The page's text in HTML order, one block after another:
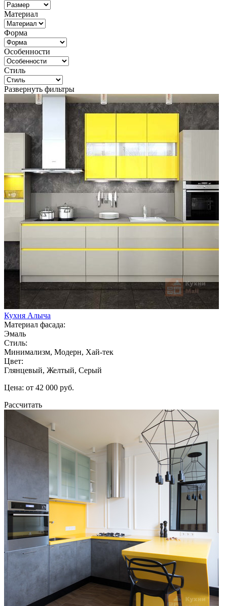
Материал
Форма
Особенности
Стиль
Развернуть фильтры
Кухня Алыча
Материал фасада:
Эмаль
Стиль:
Минимализм, Модерн, Хай-тек
Цвет:
Глянцевый, Желтый, Серый
Цена: от 42 000 руб.
Рассчитать